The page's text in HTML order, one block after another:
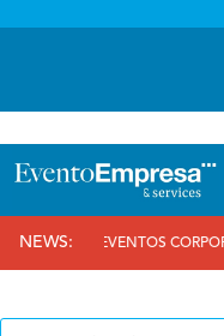
NEWS:
EVENTOS CORPORATIVOS